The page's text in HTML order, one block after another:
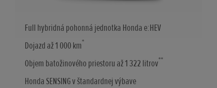
Full hybridná pohonná jednotka Honda e:HEV
Dojazd až 1 000 km*
Objem batožinového priestoru až 1 322 litrov**
Honda SENSING v štandardnej výbave